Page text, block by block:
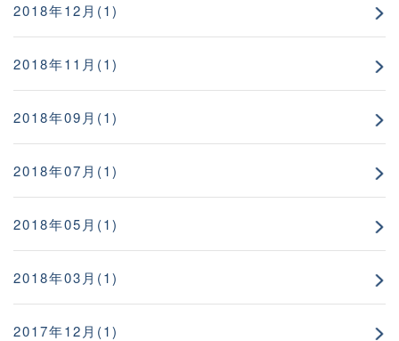
2018年12月(1)
2018年11月(1)
2018年09月(1)
2018年07月(1)
2018年05月(1)
2018年03月(1)
2017年12月(1)